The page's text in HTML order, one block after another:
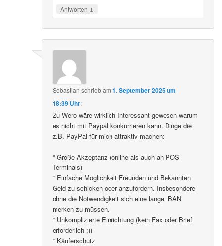
Antworten ↓
Sebastian schriebam1. September 2025 um
18:39 Uhr:
Zu Wero wäre wirklich Interessant gewesen warum
es nicht mit Paypal konkurrieren kann. Dinge die
z.B. PayPal für mich attraktiv machen:
* Große Akzeptanz (online als auch an POS
Terminals)
* Einfache Möglichkeit Freunden und Bekannten
Geld zu schicken oder anzufordern. Insbesondere
ohne die Notwendigkeit sich eine lange IBAN
merken zu müssen.
* Unkomplizierte Einrichtung (kein Fax oder Brief
erforderlich ;))
* Käuferschutz